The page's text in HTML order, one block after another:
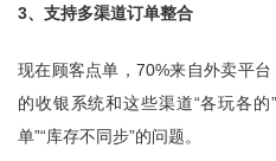
3、支持多渠道订单整合
现在顾客点单，70%来自外卖平
的收银系统和这些渠道“各玩各
单”“库存不同步”的问题。